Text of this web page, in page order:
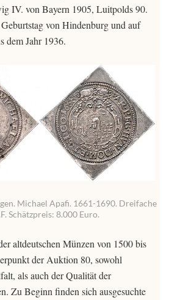
IV. von Bayern 1905, Luitpolds 90.
von Hindenburg und auf
dem Jahr 1936.
Michael Apafi. 1661-1690. Dreifache
Schätzpreis: 8.000 Euro.
altdeutschen Münzen von 1500 bis
der Auktion 80, sowohl
als auch der Qualität der
Zu Beginn finden sich ausgesuchte